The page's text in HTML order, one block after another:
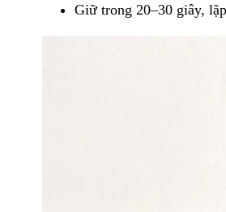
Giữ trong 20–30 giây,